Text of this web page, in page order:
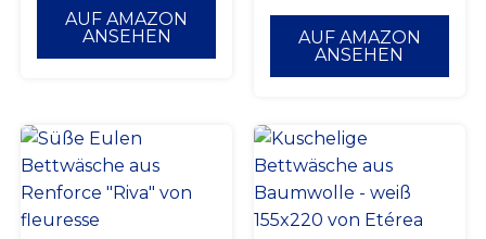
AUF AMAZON
ANSEHEN
AUF AMAZON
ANSEHEN